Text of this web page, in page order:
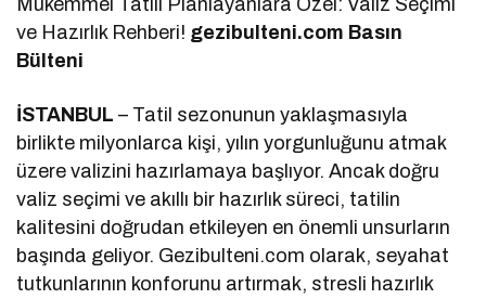
ve Hazırlık Rehberi! gezibulteni.com Basın
Bülteni
İSTANBUL – Tatil sezonunun yaklaşmasıyla
birlikte milyonlarca kişi, yılın yorgunluğunu atmak
üzere valizini hazırlamaya başlıyor. Ancak doğru
valiz seçimi ve akıllı bir hazırlık süreci, tatilin
kalitesini doğrudan etkileyen en önemli unsurların
başında geliyor. Gezibulteni.com olarak, seyahat
tutkunlarının konforunu artırmak, stresli hazırlık